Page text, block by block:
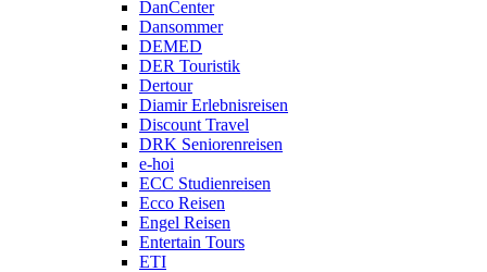
DanCenter
Dansommer
DEMED
DER Touristik
Dertour
Diamir Erlebnisreisen
Discount Travel
DRK Seniorenreisen
e-hoi
ECC Studienreisen
Ecco Reisen
Engel Reisen
Entertain Tours
ETI